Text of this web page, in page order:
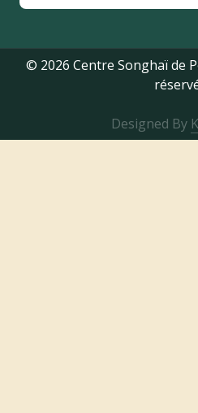
© 2026 Centre Songhaï de
Designed By